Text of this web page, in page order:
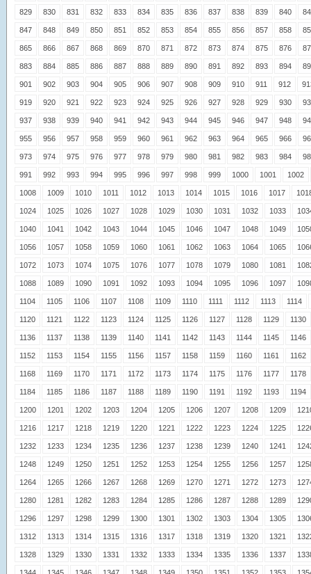
829 830 831 832 833 834 835 836 837 838 839 840
847 848 849 850 851 852 853 854 855 856 857 858
865 866 867 868 869 870 871 872 873 874 875 876
883 884 885 886 887 888 889 890 891 892 893 894
901 902 903 904 905 906 907 908 909 910 911 912
919 920 921 922 923 924 925 926 927 928 929 930
937 938 939 940 941 942 943 944 945 946 947 948
955 956 957 958 959 960 961 962 963 964 965 966
973 974 975 976 977 978 979 980 981 982 983 984
991 992 993 994 995 996 997 998 999 1000 1001 1002
1008 1009 1010 1011 1012 1013 1014 1015 1016 1017
1024 1025 1026 1027 1028 1029 1030 1031 1032 1033
1040 1041 1042 1043 1044 1045 1046 1047 1048 1049
1056 1057 1058 1059 1060 1061 1062 1063 1064 1065
1072 1073 1074 1075 1076 1077 1078 1079 1080 1081
1088 1089 1090 1091 1092 1093 1094 1095 1096 1097
1104 1105 1106 1107 1108 1109 1110 1111 1112 1113 1114
1120 1121 1122 1123 1124 1125 1126 1127 1128 1129 1130
1136 1137 1138 1139 1140 1141 1142 1143 1144 1145 1146
1152 1153 1154 1155 1156 1157 1158 1159 1160 1161 1162
1168 1169 1170 1171 1172 1173 1174 1175 1176 1177 1178
1184 1185 1186 1187 1188 1189 1190 1191 1192 1193 1194
1200 1201 1202 1203 1204 1205 1206 1207 1208 1209
1216 1217 1218 1219 1220 1221 1222 1223 1224 1225
1232 1233 1234 1235 1236 1237 1238 1239 1240 1241
1248 1249 1250 1251 1252 1253 1254 1255 1256 1257
1264 1265 1266 1267 1268 1269 1270 1271 1272 1273
1280 1281 1282 1283 1284 1285 1286 1287 1288 1289
1296 1297 1298 1299 1300 1301 1302 1303 1304 1305
1312 1313 1314 1315 1316 1317 1318 1319 1320 1321
1328 1329 1330 1331 1332 1333 1334 1335 1336 1337